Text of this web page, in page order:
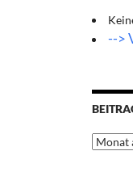
-->
Beitrags
–